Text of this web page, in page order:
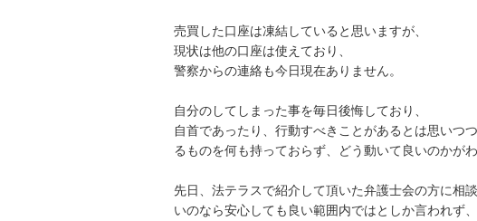
売買した口座は凍結していると思いますが、
現状は他の口座は使えており、
警察からの連絡も今日現在ありません。
自分のしてしまった事を毎日後悔しており、
自首であったり、行動すべきことがあるとは思いつ
るものを何も持っておらず、どう動いて良いのかがわ
先日、法テラスで紹介して頂いた弁護士会の方に相
いのなら安心しても良い範囲内ではとしか言われず